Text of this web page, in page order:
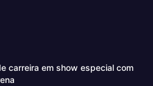
carreira em show especial com